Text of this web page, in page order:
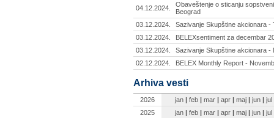
04.12.2024.
Obaveštenje o sticanju
Beograd
03.12.2024.
Sazivanje Skupštine akcionara -
03.12.2024.
BELEXsentiment za decembar
03.12.2024.
Sazivanje Skupštine akcionara -
02.12.2024.
BELEX Monthly Report -
Arhiva vesti
2026 jan | feb | mar | apr | maj | jun | jul
2025
jan | feb | mar | apr | maj | jun | jul